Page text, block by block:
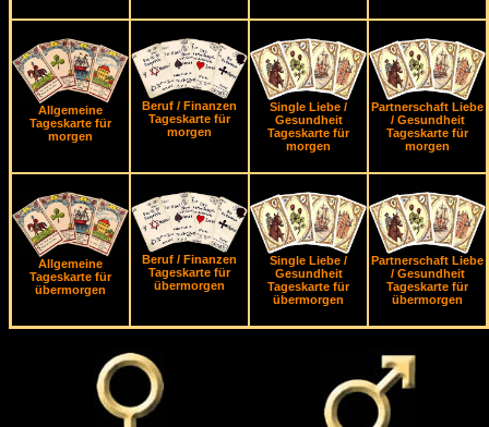
Allgemeine
Tageskarte für
morgen
Beruf / Finanzen
Tageskarte für
morgen
Single Liebe /
Gesundheit
Tageskarte für
morgen
Partnerschaft Liebe
/ Gesundheit
Tageskarte für
morgen
Allgemeine
Tageskarte für
übermorgen
Beruf / Finanzen
Tageskarte für
übermorgen
Single Liebe /
Gesundheit
Tageskarte für
übermorgen
Partnerschaft Liebe
/ Gesundheit
Tageskarte für
übermorgen